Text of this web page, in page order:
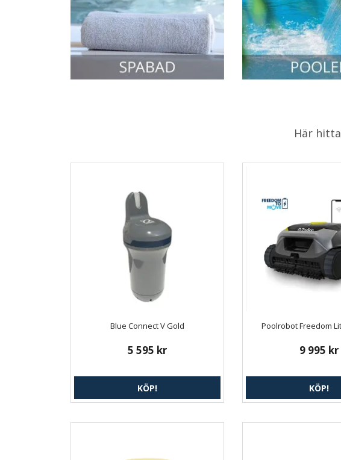
Här
Blue Connect V Gold
5 595 kr
KÖP!
Poolrobot Freedom
9 995 kr
KÖP!